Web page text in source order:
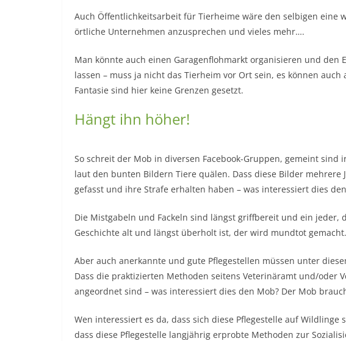
Auch Öffentlichkeitsarbeit für Tierheime wäre den selbigen eine
örtliche Unternehmen anzusprechen und vieles mehr….
Man könnte auch einen Garagenflohmarkt organisieren und den
lassen – muss ja nicht das Tierheim vor Ort sein, es können
Fantasie sind hier keine Grenzen gesetzt.
Hängt ihn höher!
So schreit der Mob in diversen Facebook-Gruppen, gemeint sind
laut den bunten Bildern Tiere quälen. Dass diese Bilder mehrere
gefasst und ihre Strafe erhalten haben – was interessiert dies
Die Mistgabeln und Fackeln sind längst griffbereit und ein jeder,
Geschichte alt und längst überholt ist, der wird mundtot
Aber auch anerkannte und gute Pflegestellen müssen unter
Dass die praktizierten Methoden seitens Veterinäramt und/oder
angeordnet sind – was interessiert dies den Mob? Der Mob
Wen interessiert es da, dass sich diese Pflegestelle auf Wildlinge
dass diese Pflegestelle langjährig erprobte Methoden zur